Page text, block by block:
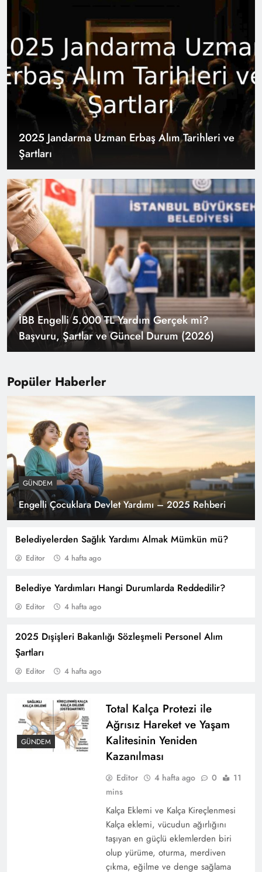
Popüler Haberler
GÜNDEM
Engelli Çocuklara Devlet Yardımı – 2025 Rehberi
Belediyelerden Sağlık Yardımı Almak Mümkün mü?
Editor 4 hafta ago
Belediye Yardımları Hangi Durumlarda Reddedilir?
Editor 4 hafta ago
2025 Dışişleri Bakanlığı Sözleşmeli Personel Alım
Şartları
Editor 4 hafta ago
2025 Jandarma Uzman Erbaş Alım Tarihleri ve
Şartları
İBB Engelli 5.000 TL Yardım Gerçek mi?
Başvuru, Şartlar ve Güncel Durum (2026)
2025 Hazine ve Maliye Bakanlığı Uzman
Yardımcısı Alım Şartları
Durumları ve Şartları
Türkiye’de Çocuklara Yönelik Devlet Yardımları
GÜNDEM
Total Kalça Protezi ile
Ağrısız Hareket ve Yaşam
Kalitesinin Yeniden
Kazanılması
Editor 4 hafta ago 0
11
mins
Kalça Eklemi ve Kalça Kireçlenmesi
Kalça eklemi, vücudun ağırlığını
taşıyan en güçlü eklemlerden biri
olup yürüme, oturma, merdiven
çıkma, eğilme ve denge sağlama